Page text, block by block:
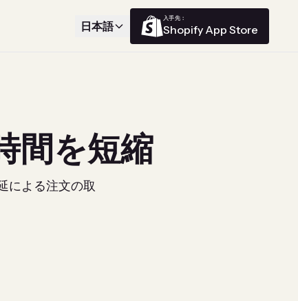
日本語
入手先：
Shopify App Store
間を短縮
による注文の取